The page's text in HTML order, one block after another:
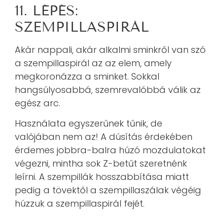
11. LÉPÉS:
SZEMPILLASPIRÁL
Akár nappali, akár alkalmi sminkről van szó
a szempillaspirál az az elem, amely
megkoronázza a sminket. Sokkal
hangsúlyosabbá, szemrevalóbbá válik az
egész arc.
Használata egyszerűnek tűnik, de
valójában nem az! A dúsítás érdekében
érdemes jobbra-balra húzó mozdulatokat
végezni, mintha sok Z-betűt szeretnénk
leírni. A szempillák hosszabbítása miatt
pedig a tövektől a szempillaszálak végéig
húzzuk a szempillaspirál fejét.